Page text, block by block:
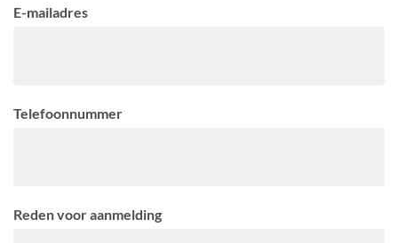
E-mailadres
Telefoonnummer
Reden voor aanmelding